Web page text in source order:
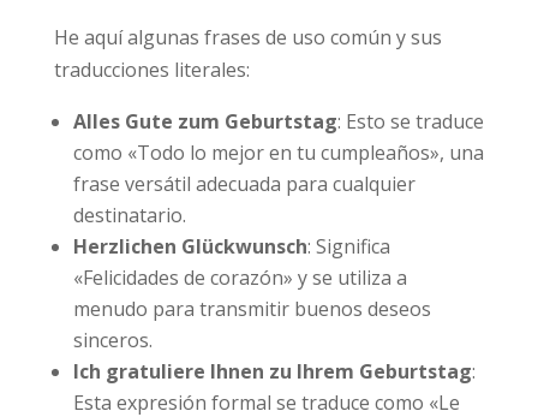
He aquí algunas frases de uso común y sus
traducciones literales:
Alles Gute zum Geburtstag: Esto se traduce
como «Todo lo mejor en tu cumpleaños», una
frase versátil adecuada para cualquier
destinatario.
Herzlichen Glückwunsch: Significa
«Felicidades de corazón» y se utiliza a
menudo para transmitir buenos deseos
sinceros.
Ich gratuliere Ihnen zu Ihrem Geburtstag:
Esta expresión formal se traduce como «Le